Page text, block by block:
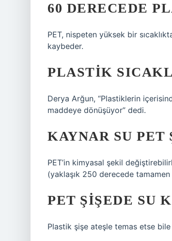
60 DERECEDE
PET, nispeten yüksek bir
kaybeder.
PLASTIK
Derya Arğun, “Plastiklerin
maddeye dönüşüyor” dedi.
KAYNAR SU
PET’in kimyasal şekil
(yaklaşık 250 derecede tamamen
PET ŞIŞEDE SU
Plastik şişe ateşle temas etse